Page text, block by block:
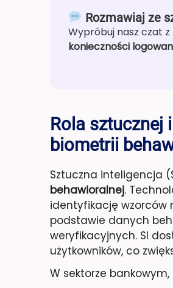
Rozmawiaj ze
Wypróbuj nasz czat z
konieczności
Rola
biometrii
Sztuczna inteligencja
behawioralnej.
identyfikację wzorców
podstawie danych
weryfikacyjnych. SI
użytkowników, co
W sektorze